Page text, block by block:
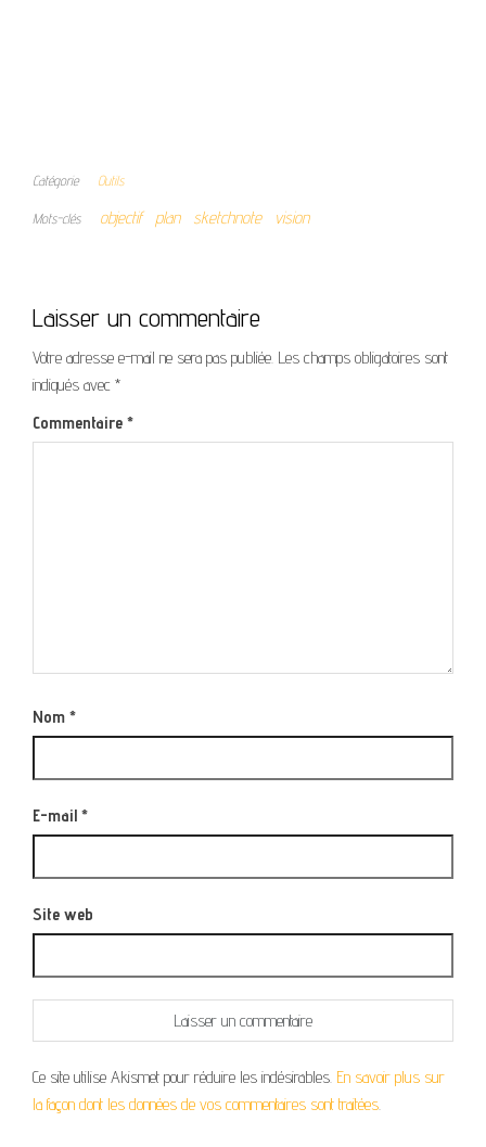
Catégorie Outils
Mots-clés objectif plan sketchnote vision
Laisser un commentaire
Votre adresse e-mail ne sera pas publiée. Les champs obligatoires sont
indiqués avec *
Commentaire *
Nom *
E-mail *
Site web
Ce site utilise Akismet pour réduire les indésirables. En savoir plus sur
la façon dont les données de vos commentaires sont traitées